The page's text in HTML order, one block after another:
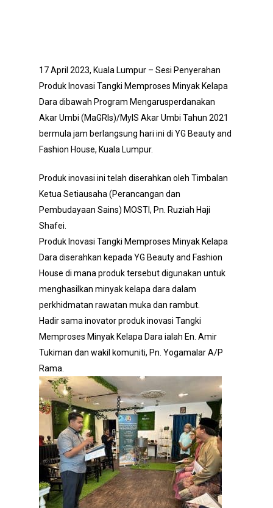
17 April 2023, Kuala Lumpur – Sesi Penyerahan
Produk Inovasi Tangki Memproses Minyak Kelapa
Dara dibawah Program Mengarusperdanakan
Akar Umbi (MaGRIs)/MyIS Akar Umbi Tahun 2021
bermula jam berlangsung hari ini di YG Beauty and
Fashion House, Kuala Lumpur.
Produk inovasi ini telah diserahkan oleh Timbalan
Ketua Setiausaha (Perancangan dan
Pembudayaan Sains) MOSTI, Pn. Ruziah Haji
Shafei.
Produk Inovasi Tangki Memproses Minyak Kelapa
Dara diserahkan kepada YG Beauty and Fashion
House di mana produk tersebut digunakan untuk
menghasilkan minyak kelapa dara dalam
perkhidmatan rawatan muka dan rambut.
Hadir sama inovator produk inovasi Tangki
Memproses Minyak Kelapa Dara ialah En. Amir
Tukiman dan wakil komuniti, Pn. Yogamalar A/P
Rama.